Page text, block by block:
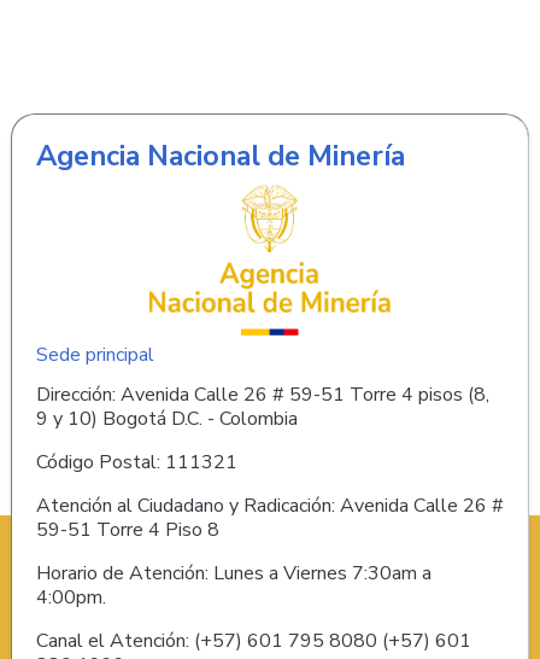
Agencia Nacional de Minería
Sede principal
Dirección: Avenida Calle 26 # 59-51 Torre 4 pisos (8,
9 y 10) Bogotá D.C. - Colombia
Código Postal: 111321
Atención al Ciudadano y Radicación: Avenida Calle 26 #
59-51 Torre 4 Piso 8
Horario de Atención: Lunes a Viernes 7:30am a
4:00pm.
Canal el Atención: (+57) 601 795 8080 (+57) 601